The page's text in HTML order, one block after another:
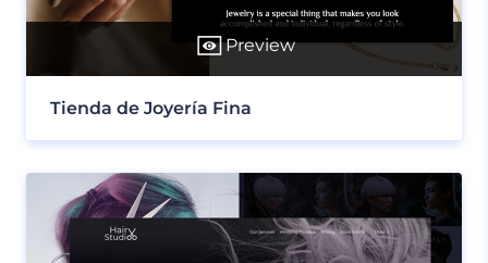
Preview
Tienda de Joyería Fina